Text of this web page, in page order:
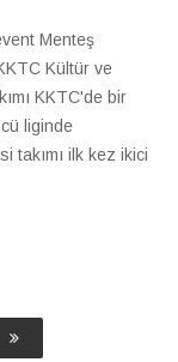
Menteş
Kültür ve
KKTC'de bir
liginde
takımı ilk kez ikici